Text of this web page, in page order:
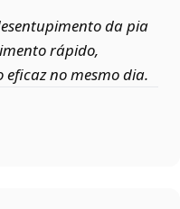
da pia
rápido,
no mesmo dia.